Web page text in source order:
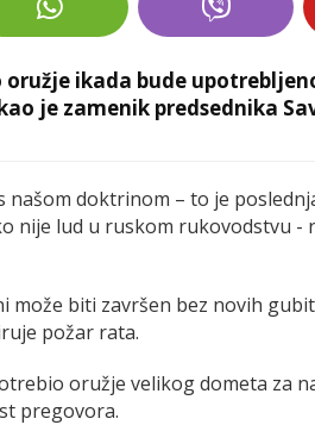
ikada bude
je zamenik predsednika
doktrinom – to je
nije lud u ruskom rukovodstvu -
može biti završen bez novih
požar rata.
oružje velikog dometa za
pregovora.